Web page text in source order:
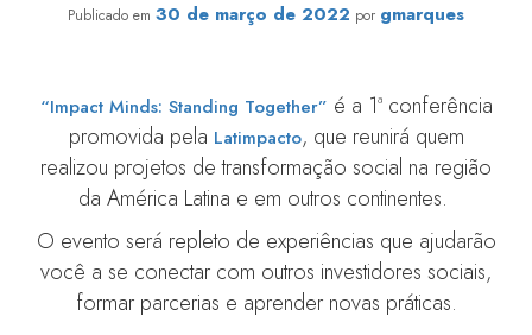
Publicado em 30 de março de 2022 por gmarques
“Impact Minds: Standing Together” é a 1ª conferência
promovida pela Latimpacto, que reunirá quem
realizou projetos de transformação social na região
da América Latina e em outros continentes.
O evento será repleto de experiências que ajudarão
você a se conectar com outros investidores sociais,
formar parcerias e aprender novas práticas.